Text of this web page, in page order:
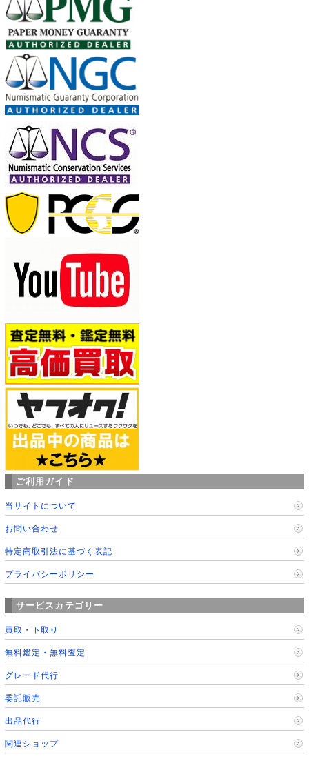
ご利用ガイド
当サイトについて
お問い合わせ
特定商取引法に基づく表記
プライバシーポリシー
サービスカテゴリー
買取・下取り
無料鑑定・無料査定
グレード代行
委託販売
出品代行
関連ショップ